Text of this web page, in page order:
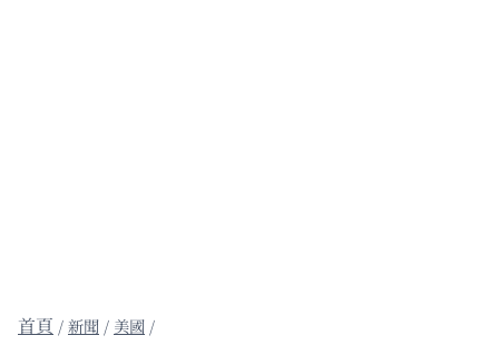
/新聞 / 美國 /